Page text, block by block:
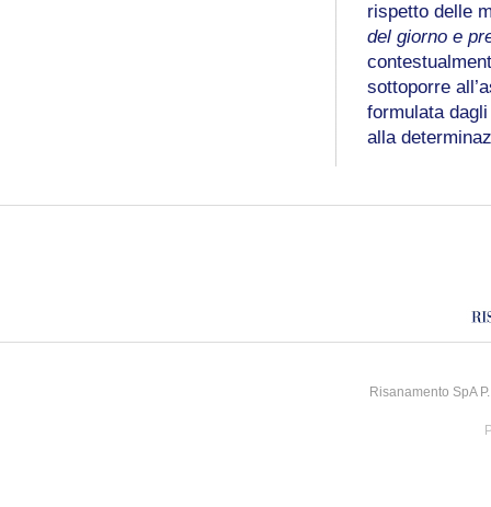
rispetto delle
del giorno e
sottoporre
formulata
alla
Risanamento SpA